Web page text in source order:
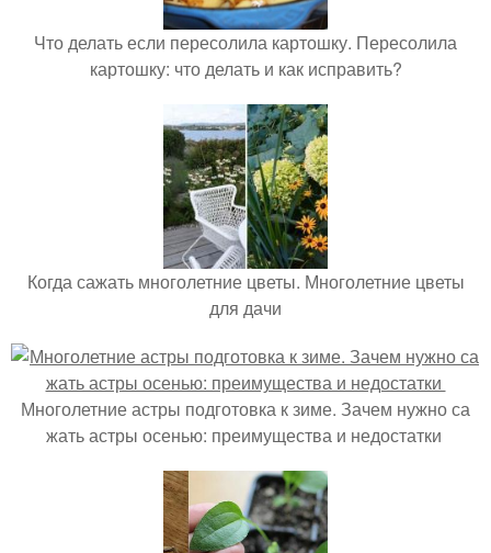
Что делать если пересолила картошку. Пересолила
картошку: что делать и как исправить?
Когда сажать многолетние цветы. Многолетние цветы
для дачи
Многолетние астры подготовка к зиме. Зачем нужно са
жать астры осенью: преимущества и недостатки